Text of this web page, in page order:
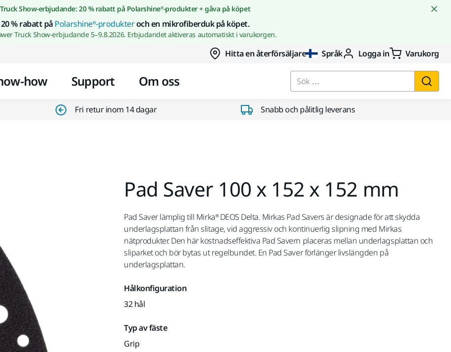
Gå till innehållet
Show-erbjudande: 20 % rabatt på Polarshine®-produkter + gåva på köpet
% rabatt påPolarshine®-produkteroch en mikrofiberduk på köpet.
Truck Show-erbjudande 5–9.8.2026. Erbjudandet aktiveras automatiskt i varukorgen.
Hitta en återförsäljare Språk Logga in Varukorg
how Support Om oss Sök …
Fri retur inom 14 dagar Snabb och pålitlig leverans
Pad Saver 100 x 152 x 152 mm
Pad Saver lämplig till Mirka® DEOS Delta. Mirkas Pad Savers är designade för att skydda
underlagsplattan från slitage, vid aggressiv och kontinuerlig slipning med Mirkas
nätprodukter. Den här kostnadseffektiva Pad Savern placeras mellan underlagsplattan och
sliparket och bör bytas ut regelbundet. En Pad Saver förlänger livslängden på
underlagsplattan.
Hålkonfiguration
32 hål
Typ av fäste
Grip